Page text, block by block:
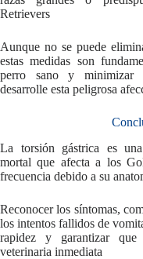
Retrievers
Aunque no se puede
estas medidas son
perro sano y minimizar
desarrolle esta peligrosa
La torsión gástrica es
mortal que afecta a los
frecuencia debido a su
Reconocer los síntomas,
los intentos fallidos de
rapidez y garantizar
veterinaria inmediata